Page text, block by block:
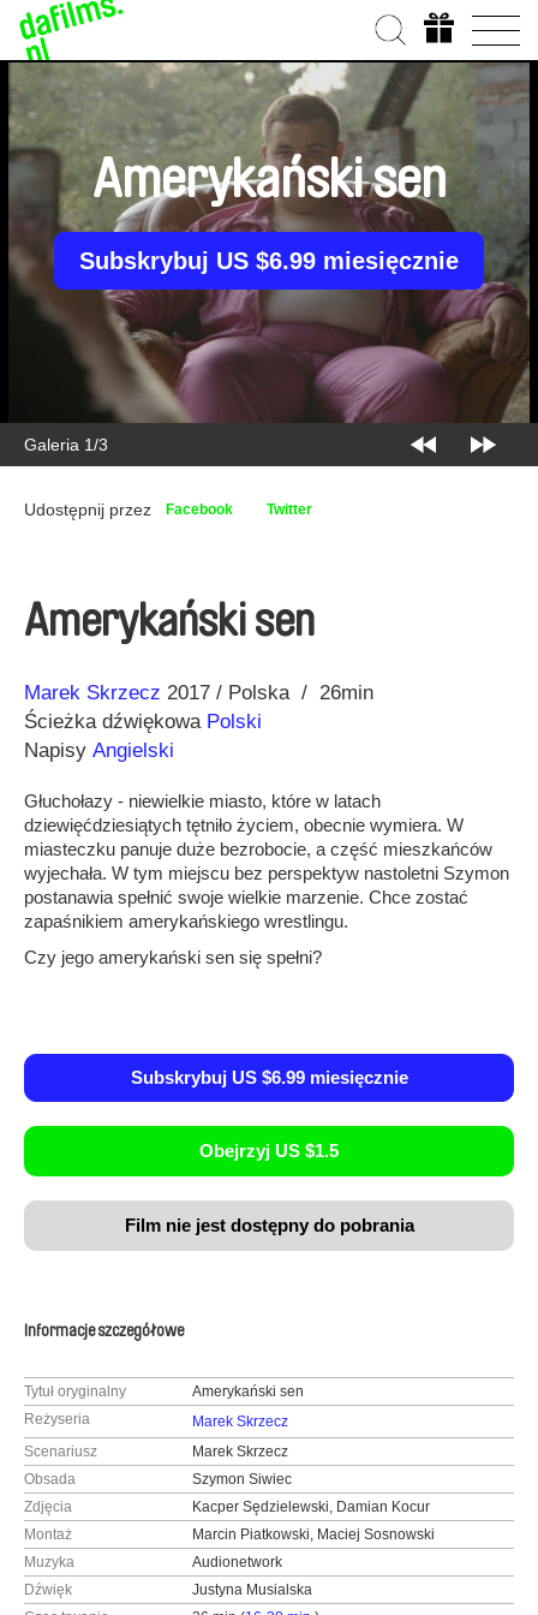
Galeria 1/3
Amerykański sen
Subskrybuj US $6.99 miesięcznie
Udostępnij przez Facebook Twitter
Amerykański sen
Reżyseria
Marek Skrzecz
Rok 2017 Polska
26min
Ścieżka dźwiękowa Polski
Napisy Angielski
Głuchołazy - niewielkie miasto, które w latach
dziewięćdziesiątych tętniło życiem, obecnie wymiera. W
miasteczku panuje duże bezrobocie, a część mieszkańców
wyjechała. W tym miejscu bez perspektyw nastoletni Szymon
postanawia spełnić swoje wielkie marzenie. Chce zostać
zapaśnikiem amerykańskiego wrestlingu.
Czy jego amerykański sen się spełni?
Subskrybuj US $6.99 miesięcznie
Obejrzyj US $1.5
Film nie jest dostępny do pobrania
Informacje szczegółowe
Tytuł oryginalny
Amerykański sen
Reżyseria
Marek Skrzecz
Scenariusz
Marek Skrzecz
Obsada
Szymon Siwiec
Zdjęcia
Kacper Sędzielewski, Damian Kocur
Montaż
Marcin Piatkowski, Maciej Sosnowski
Muzyka
Audionetwork
Dźwięk
Justyna Musialska